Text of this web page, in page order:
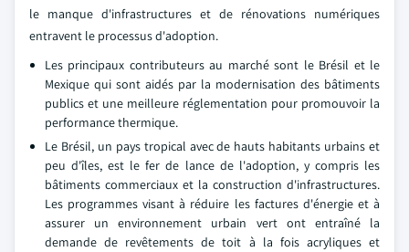
le manque d'infrastructures et de rénovations numériques
entravent le processus d'adoption.
Les principaux contributeurs au marché sont le Brésil et le
Mexique qui sont aidés par la modernisation des bâtiments
publics et une meilleure réglementation pour promouvoir la
performance thermique.
Le Brésil, un pays tropical avec de hauts habitants urbains et
peu d'îles, est le fer de lance de l'adoption, y compris les
bâtiments commerciaux et la construction d'infrastructures.
Les programmes visant à réduire les factures d'énergie et à
assurer un environnement urbain vert ont entraîné la
demande de revêtements de toit à la fois acryliques et